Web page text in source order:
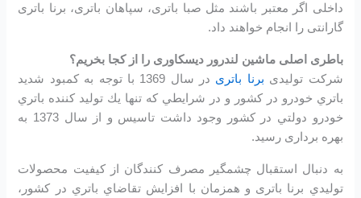
داخلی اگر معتبر باشند مثل صبا باتری، سپاهان باتری، برنا باتری
گارانتی را انجام خواهند داد.
باطری اصلی ماشین لندرور دیسکاوری را از کجا بخریم؟
شرکت تولیدی برنا باتری
در سال 1369 با توجه به كمبود شديد
باتري خودرو در كشور و در شرايطي كه تنها يك توليد كننده باتري
خودرو دولتي در كشور وجود داشت تاسیس و از سال 1373 به
بهره برداری رسید.
به دنبال استقبال چشمگير مصرف كنندگان از كيفيت محصولات
توليدي برنا باتری و همزمان با افزايش تقاضاي باتري در كشور،